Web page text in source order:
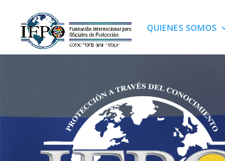
QUIENES SOMOS